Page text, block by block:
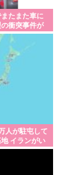
いのか？入
しかない場所
初級シスア
」「ジ
らず…オー
アニメ風に
たまた車に
衝突事件が
負傷
人が駐屯して
イランがい